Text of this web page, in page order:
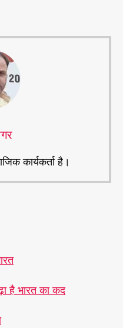
कार्यकर्ता है।
है भारत का कद